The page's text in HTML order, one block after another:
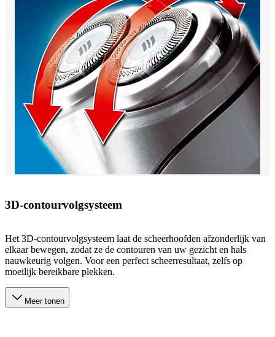
3D-contourvolgsysteem
Het 3D-contourvolgsysteem laat de scheerhoofden afzonderlijk van
elkaar bewegen, zodat ze de contouren van uw gezicht en hals
nauwkeurig volgen. Voor een perfect scheerresultaat, zelfs op
moeilijk bereikbare plekken.
Meer tonen